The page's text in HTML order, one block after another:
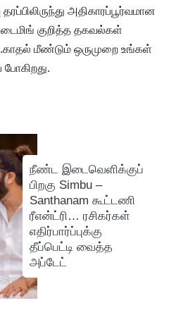
அதிகாரப்பூர்வமான
குறித்த தகவல்கள்
மீண்டும் ஒருமுறை உங்கள்
போகிறது.
நீண்ட இடைவெளிக்குப்
பிறகு Simbu –
Santhanam கூட்டணி
ரீஎன்ட்ரி… ரசிகர்கள்
எதிர்பார்ப்புக்கு
தீப்பெட்டி வைத்த
அப்டேட்